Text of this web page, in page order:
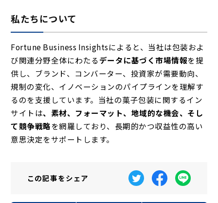
私たちについて
Fortune Business Insightsによると、当社は包装およ
び関連分野全体にわたるデータに基づく市場情報を提
供し、ブランド、コンバーター、投資家が需要動向、
規制の変化、イノベーションのパイプラインを理解す
るのを支援しています。当社の菓子包装に関するイン
サイトは、素材、フォーマット、地域的な機会、そし
て競争戦略を網羅しており、長期的かつ収益性の高い
意思決定をサポートします。
この記事をシェア